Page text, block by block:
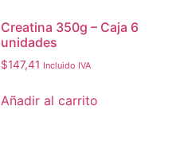
Creatina 350g – Caja 6
unidades
$147,41 Incluido IVA
Añadir al carrito